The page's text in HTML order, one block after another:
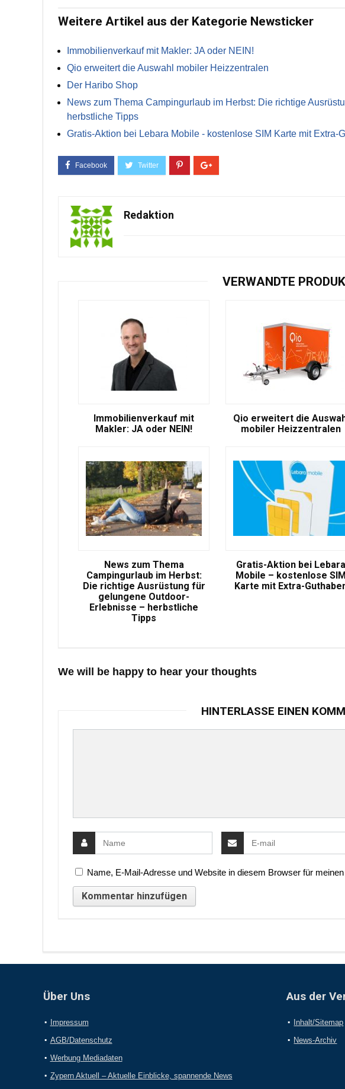
Weitere Artikel aus der Kategorie Newsticker
Immobilienverkauf mit Makler: JA oder NEIN!
Qio erweitert die Auswahl mobiler Heizzentralen
Der Haribo Shop
News zum Thema Campingurlaub im Herbst: Die richtige
herbstliche Tipps
Gratis-Aktion bei Lebara Mobile - kostenlose SIM Karte mit Extra-
Redaktion
VERWANDTE
Immobilienverkauf mit
Makler: JA oder NEIN!
Qio erweitert die
mobiler Heizzentralen
News zum Thema
Campingurlaub im Herbst:
Die richtige Ausrüstung für
gelungene Outdoor-
Erlebnisse – herbstliche
Tipps
Gratis-Aktion bei Lebara
Mobile – kostenlose SIM
Karte mit Extra-
We will be happy to hear your thoughts
HINTERLASSE EINEN
Name, E-Mail-Adresse und Website in diesem Browser für
Über Uns
Impressum
AGB/Datenschutz
Werbung Mediadaten
Zypern Aktuell – Aktuelle Einblicke, spannende News
Aus der
Inhalt/Sitemap
News-Archiv